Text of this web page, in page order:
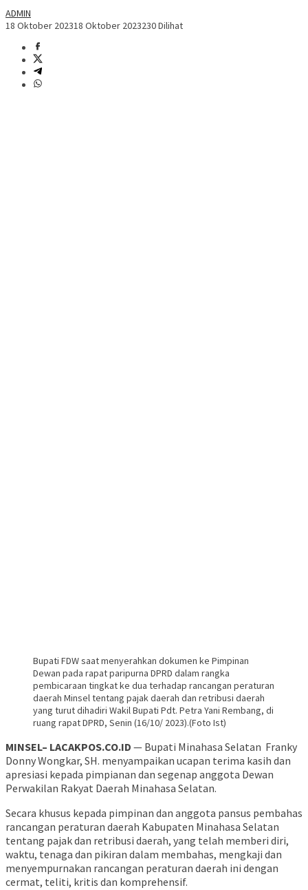
ADMIN
18 Oktober 202318 Oktober 2023230 Dilihat
Bupati FDW saat menyerahkan dokumen ke Pimpinan
Dewan pada rapat paripurna DPRD dalam rangka
pembicaraan tingkat ke dua terhadap rancangan peraturan
daerah Minsel tentang pajak daerah dan retribusi daerah
yang turut dihadiri Wakil Bupati Pdt. Petra Yani Rembang, di
ruang rapat DPRD, Senin (16/10/ 2023).(Foto Ist)
MINSEL– LACAKPOS.CO.ID — Bupati Minahasa Selatan Franky
Donny Wongkar, SH. menyampaikan ucapan terima kasih dan
apresiasi kepada pimpianan dan segenap anggota Dewan
Perwakilan Rakyat Daerah Minahasa Selatan.
Secara khusus kepada pimpinan dan anggota pansus pembahas
rancangan peraturan daerah Kabupaten Minahasa Selatan
tentang pajak dan retribusi daerah, yang telah memberi diri,
waktu, tenaga dan pikiran dalam membahas, mengkaji dan
menyempurnakan rancangan peraturan daerah ini dengan
cermat, teliti, kritis dan komprehensif.